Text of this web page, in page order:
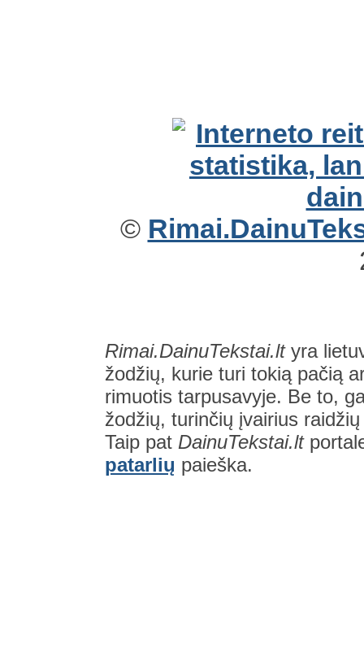
©
Rimai.DainuTekstai.ltyra
žodžių, kurie turi tokią pačią
rimuotis tarpusavyje. Be to,
žodžių, turinčių įvairius
Taip pat DainuTekstai.lt
patarlių paieška.